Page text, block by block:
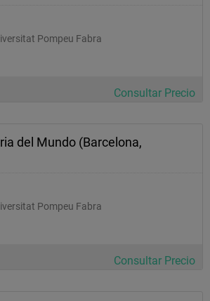
Pompeu Fabra
Consultar Precio
del Mundo (Barcelona,
Pompeu Fabra
Consultar Precio